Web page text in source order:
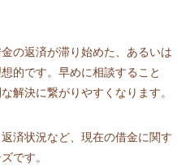
の返済が滞り始めた、あるいは
的です。早めに相談すること
解決に繋がりやすくなります。
済状況など、現在の借金に関す
です。